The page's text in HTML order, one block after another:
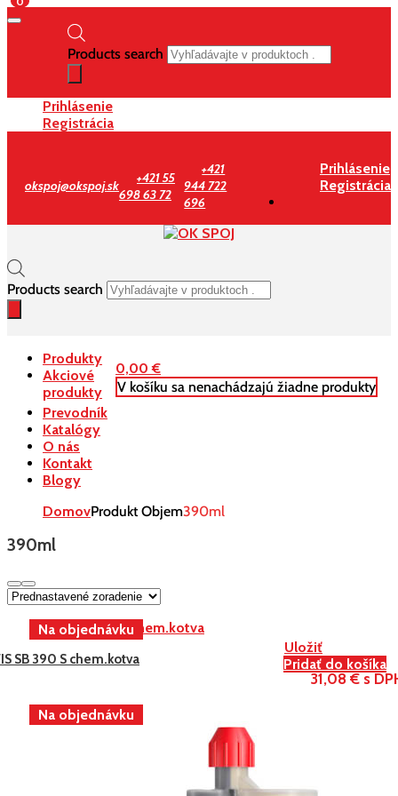
Products search
Prihlásenie
Registrácia
okspoj@okspoj.sk
+421 55
698 63 72
+421
944 722
696
Prihlásenie
Registrácia
Products search
0,00€
V košíku sa nenachádzajú žiadne produkty
Produkty
Akciové
produkty
Prevodník
Katalógy
O nás
Kontakt
Blogy
DomovProdukt Objem390ml
390ml
Uložiť
Pridať do košíka
SB 390 S chem.kotva
31,08 € s